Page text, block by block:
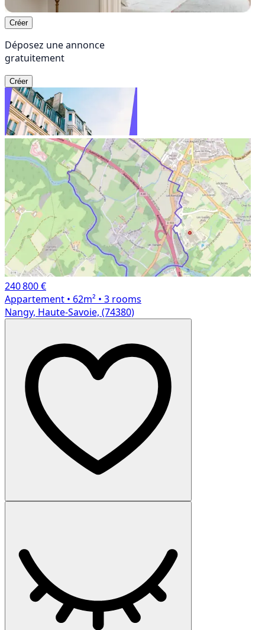
Créer
Déposez une annonce
gratuitement
Créer
240 800 €
Appartement • 62m² • 3 rooms
Nangy, Haute-Savoie, (74380)